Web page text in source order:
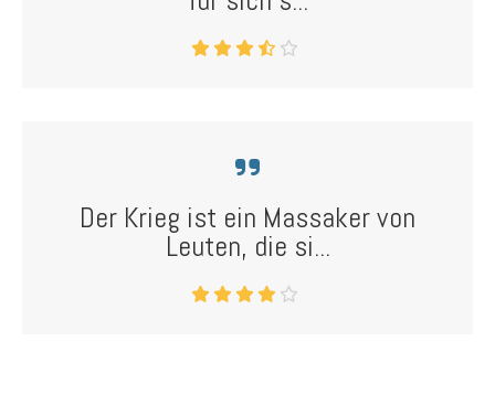
Der Krieg ist ein Massaker von
Leuten, die si...